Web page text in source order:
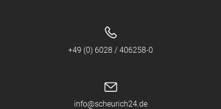
+49 (0) 6028 / 406258-0
info@scheurich24.de